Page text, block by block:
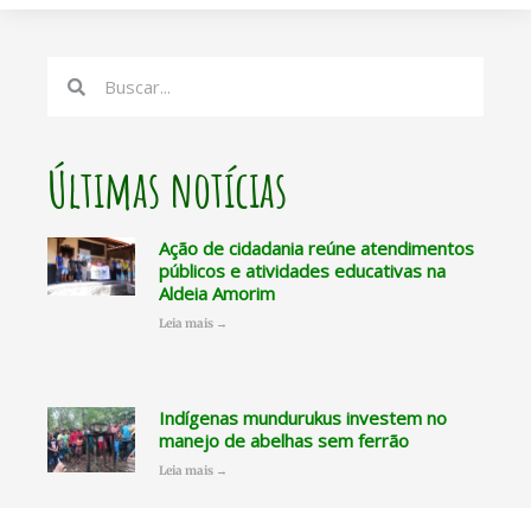
Últimas notícias
Ação de cidadania reúne atendimentos
públicos e atividades educativas na
Aldeia Amorim
Leia mais →
Indígenas mundurukus investem no
manejo de abelhas sem ferrão
Leia mais →